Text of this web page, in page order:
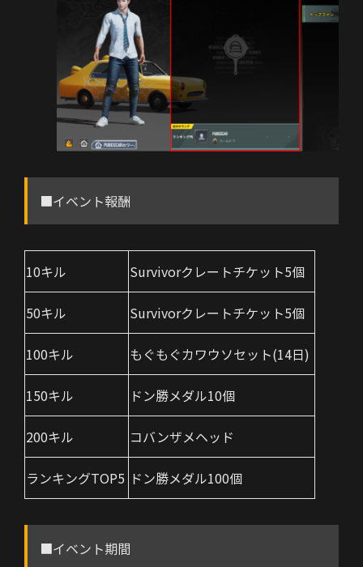
■イベント報酬
10キル Survivorクレートチケット5個
50キル Survivorクレートチケット5個
100キル もぐもぐカワウソセット(14日)
150キル ドン勝メダル10個
200キル コバンザメヘッド
ランキングTOP5 ドン勝メダル100個
■イベント期間